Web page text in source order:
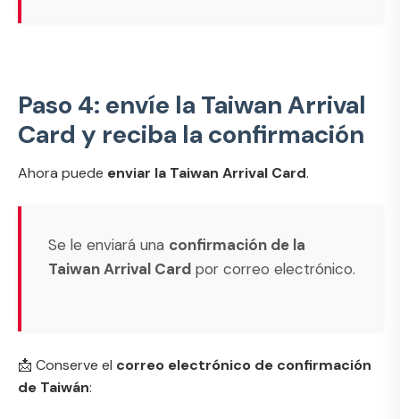
Paso 4: envíe la Taiwan Arrival
Card y reciba la confirmación
Ahora puede enviar la Taiwan Arrival Card.
Se le enviará una confirmación de la
Taiwan Arrival Card por correo electrónico.
📩 Conserve el correo electrónico de confirmación
de Taiwán: